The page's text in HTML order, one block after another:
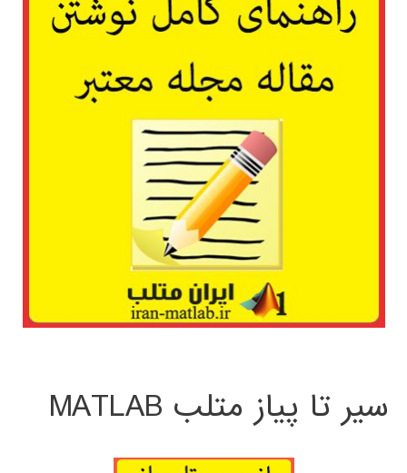
سیر تا پیاز متلب MATLAB